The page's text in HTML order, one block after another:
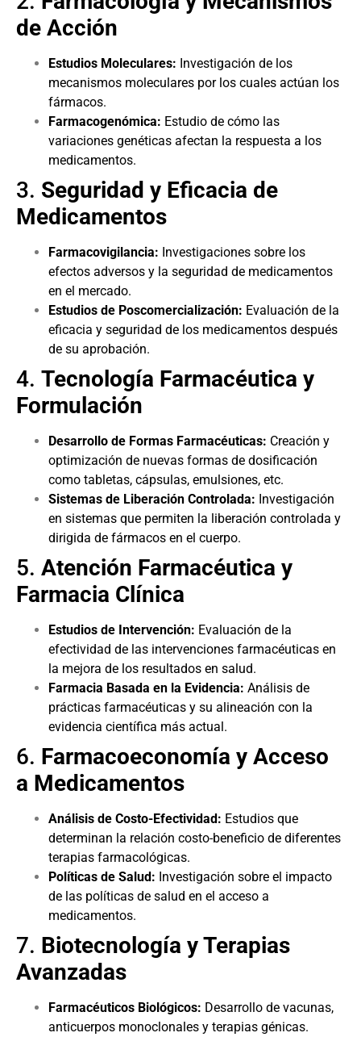
de Acción
Estudios Moleculares: Investigación de los
mecanismos moleculares por los cuales actúan los
fármacos.
Farmacogenómica: Estudio de cómo las
variaciones genéticas afectan la respuesta a los
medicamentos.
3. Seguridad y Eficacia de
Medicamentos
Farmacovigilancia: Investigaciones sobre los
efectos adversos y la seguridad de medicamentos
en el mercado.
Estudios de Poscomercialización: Evaluación de la
eficacia y seguridad de los medicamentos después
de su aprobación.
4. Tecnología Farmacéutica y
Formulación
Desarrollo de Formas Farmacéuticas: Creación y
optimización de nuevas formas de dosificación
como tabletas, cápsulas, emulsiones, etc.
Sistemas de Liberación Controlada: Investigación
en sistemas que permiten la liberación controlada y
dirigida de fármacos en el cuerpo.
5. Atención Farmacéutica y
Farmacia Clínica
Estudios de Intervención: Evaluación de la
efectividad de las intervenciones farmacéuticas en
la mejora de los resultados en salud.
Farmacia Basada en la Evidencia: Análisis de
prácticas farmacéuticas y su alineación con la
evidencia científica más actual.
6. Farmacoeconomía y Acceso
a Medicamentos
Análisis de Costo-Efectividad: Estudios que
determinan la relación costo-beneficio de diferentes
terapias farmacológicas.
Políticas de Salud: Investigación sobre el impacto
de las políticas de salud en el acceso a
medicamentos.
7. Biotecnología y Terapias
Avanzadas
Farmacéuticos Biológicos: Desarrollo de vacunas,
anticuerpos monoclonales y terapias génicas.